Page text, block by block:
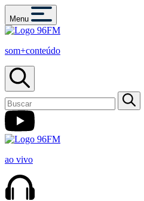
Menu
som+conteúdo
ao vivo